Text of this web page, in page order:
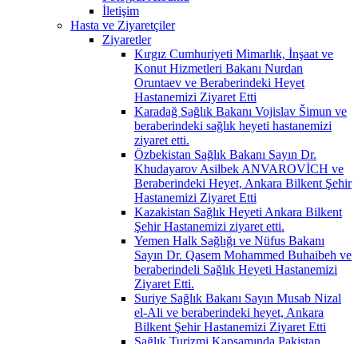
İletişim
Hasta ve Ziyaretçiler
Ziyaretler
Kırgız Cumhuriyeti Mimarlık, İnşaat ve
Konut Hizmetleri Bakanı Nurdan
Oruntaev ve Beraberindeki Heyet
Hastanemizi Ziyaret Etti
Karadağ Sağlık Bakanı Vojislav Šimun ve
beraberindeki sağlık heyeti hastanemizi
ziyaret etti.
Özbekistan Sağlık Bakanı Sayın Dr.
Khudayarov Asilbek ANVAROVİCH ve
Beraberindeki Heyet, Ankara Bilkent Şehir
Hastanemizi Ziyaret Etti
Kazakistan Sağlık Heyeti Ankara Bilkent
Şehir Hastanemizi ziyaret etti.
Yemen Halk Sağlığı ve Nüfus Bakanı
Sayın Dr. Qasem Mohammed Buhaibeh ve
beraberindeli Sağlık Heyeti Hastanemizi
Ziyaret Etti.
Suriye Sağlık Bakanı Sayın Musab Nizal
el-Ali ve beraberindeki heyet, Ankara
Bilkent Şehir Hastanemizi Ziyaret Etti
Sağlık Turizmi Kapsamında Pakistan